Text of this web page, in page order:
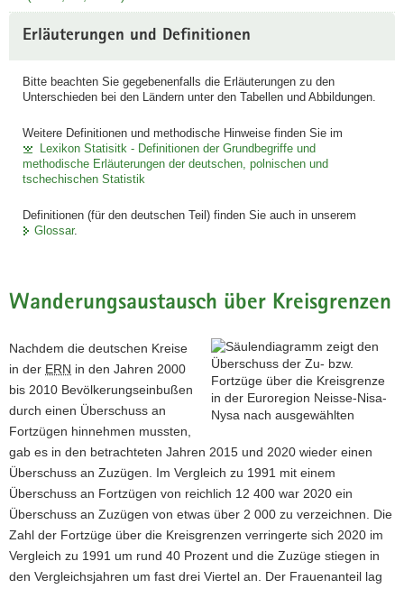
Erläuterungen und Definitionen
Bitte beachten Sie gegebenenfalls die Erläuterungen zu den
Unterschieden bei den Ländern unter den Tabellen und Abbildungen.
Weitere Definitionen und methodische Hinweise finden Sie im
Lexikon Statisitk - Definitionen der Grundbegriffe und
methodische Erläuterungen der deutschen, polnischen und
tschechischen Statistik
Definitionen (für den deutschen Teil) finden Sie auch in unserem
Glossar.
Wanderungsaustausch über Kreisgrenzen
Nachdem die deutschen Kreise
in der ERN in den Jahren 2000
bis 2010 Bevölkerungseinbußen
durch einen Überschuss an
Fortzügen hinnehmen mussten,
gab es in den betrachteten Jahren 2015 und 2020 wieder einen
Überschuss an Zuzügen. Im Vergleich zu 1991 mit einem
Überschuss an Fortzügen von reichlich 12 400 war 2020 ein
Überschuss an Zuzügen von etwas über 2 000 zu verzeichnen. Die
Zahl der Fortzüge über die Kreisgrenzen verringerte sich 2020 im
Vergleich zu 1991 um rund 40 Prozent und die Zuzüge stiegen in
den Vergleichsjahren um fast drei Viertel an. Der Frauenanteil lag